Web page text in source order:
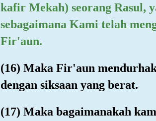
kafir Mekah) seorang Rasul,
sebagaimana Kami telah
Fir'aun.
(16) Maka Fir'aun
dengan siksaan yang berat.
(17) Maka bagaimanakah